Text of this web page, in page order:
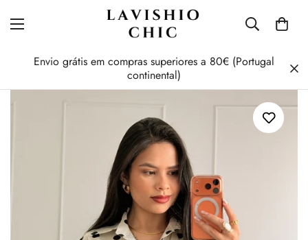
Envio grátis em compras superiores a 80€ (Portugal
continental)